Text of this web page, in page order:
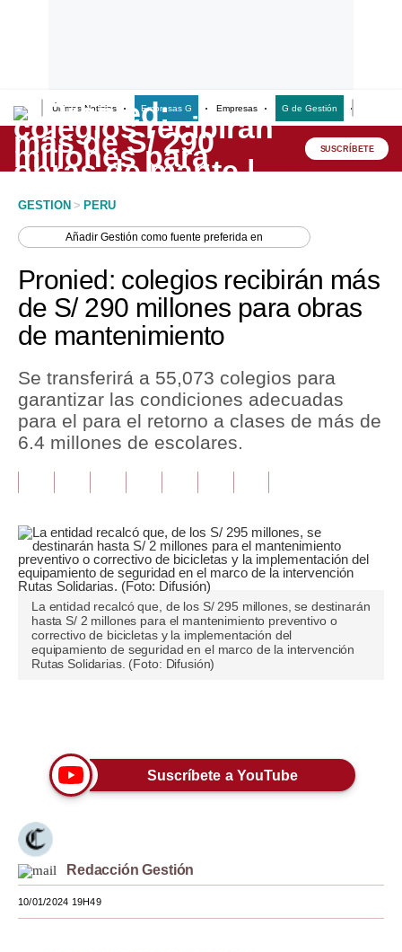
Últimas Noticias Empresas G Empresas G de Gestión
Lo último
Peru Quiosco
Economía
Mercados
Política
Tu Dinero
Finanzas Personales
Plus G
Opinión
Editorial
Pregunta de hoy
Lujo
Viajes
Moda
Estilos
Mundo
SUSCRÍBETE
GESTION > PERU
AñadirGestión como fuente preferida en
Pronied: colegios recibirán más
de S/ 290 millones para obras
de mantenimiento
Se transferirá a 55,073 colegios para
garantizar las condiciones adecuadas
para el para el retorno a clases de más de
6.4 millones de escolares.
La entidad recalcó que, de los S/ 295 millones, se destinarán
hasta S/ 2 millones para el mantenimiento preventivo o
correctivo de bicicletas y la implementación del
equipamiento de seguridad en el marco de la intervención
Rutas Solidarias. (Foto: Difusión)
Suscríbete a YouTube
Redacción Gestión
10/01/2024 19H49